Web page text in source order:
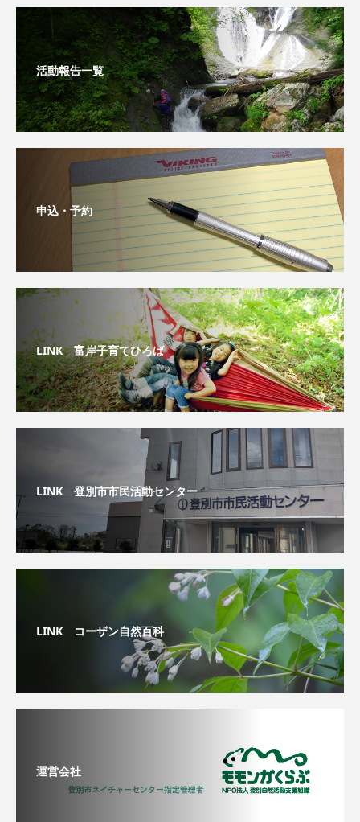
活動報告一覧
申込・予約
LINK 富岸子育てひろば
LINK 登別市市民活動センター
LINK コーザン自然百科
運営会社